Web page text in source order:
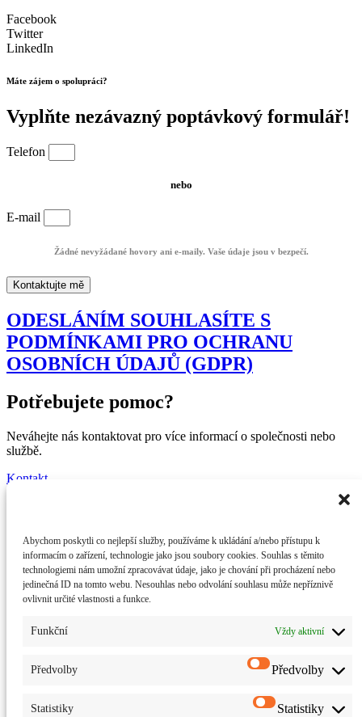
Abychom poskytli co nejlepší služby, používáme k ukládání a/nebo přístupu k
informacím o zařízení, technologie jako jsou soubory cookies. Souhlas s těmito
technologiemi nám umožní zpracovávat údaje, jako je chování při procházení nebo
jedinečná ID na tomto webu. Nesouhlas nebo odvolání souhlasu může nepříznivě
ovlivnit určité vlastnosti a funkce.
Funkční Vždy aktivní
Předvolby Předvolby
Statistiky Statistiky
Facebook
Twitter
LinkedIn
Máte zájem o spolupráci?
Vyplňte nezávazný poptávkový formulář!
Telefon
nebo
E-mail
Žádné nevyžádané hovory ani e-maily. Vaše údaje jsou v bezpečí.
Kontaktujte mě
ODESLÁNÍM SOUHLASÍTE S
PODMÍNKAMI PRO OCHRANU
OSOBNÍCH ÚDAJŮ (GDPR)
Potřebujete pomoc?
Neváhejte nás kontaktovat pro více informací o společnosti nebo
službě.
Kontakt
za energetickou soběstačností
Facebook-f
Společnost
O nás
Spolupráce